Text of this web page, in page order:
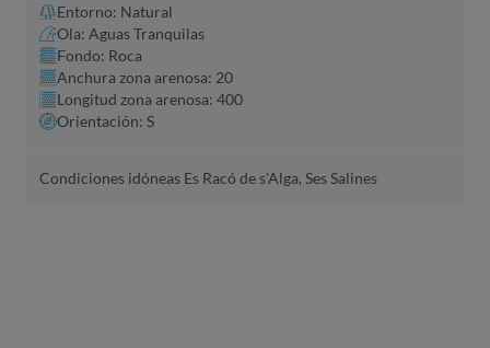
Entorno: Natural
Ola: Aguas Tranquilas
Fondo: Roca
Anchura zona arenosa: 20
Longitud zona arenosa: 400
Orientación: S
Condiciones idóneas Es Racó de s'Alga, Ses Salines